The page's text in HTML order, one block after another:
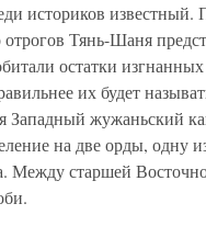
историков известный.
Тянь-Шаня
остатки
их будет
Западный жужаньский
на две орды,
Между старшей